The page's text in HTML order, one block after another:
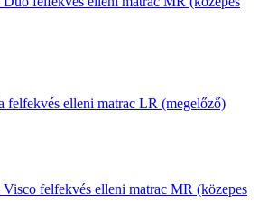
elleni matrac LR (megelőző)
felfekvés elleni matrac MR (közepes